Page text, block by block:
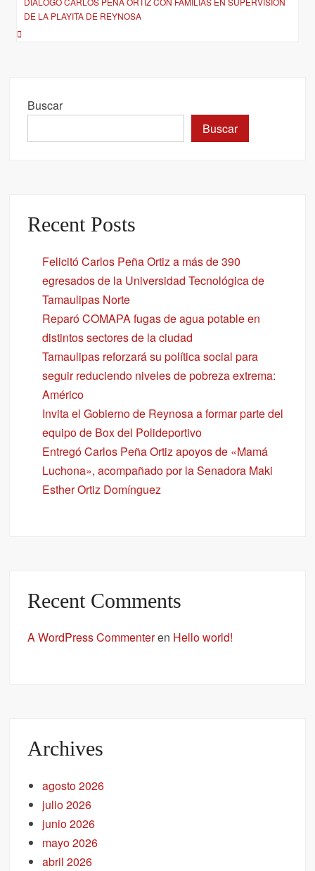
DE LA PLAYITA DE REYNOSA
Buscar
Buscar
Recent Posts
Felicitó Carlos Peña Ortiz a más de 390
egresados de la Universidad Tecnológica de
Tamaulipas Norte
Reparó COMAPA fugas de agua potable en
distintos sectores de la ciudad
Tamaulipas reforzará su política social para
seguir reduciendo niveles de pobreza extrema:
Américo
Invita el Gobierno de Reynosa a formar parte del
equipo de Box del Polideportivo
Entregó Carlos Peña Ortiz apoyos de «Mamá
Luchona», acompañado por la Senadora Maki
Esther Ortiz Domínguez
Recent Comments
A WordPress Commenteren Hello world!
Archives
agosto 2026
julio 2026
junio 2026
mayo 2026
abril 2026